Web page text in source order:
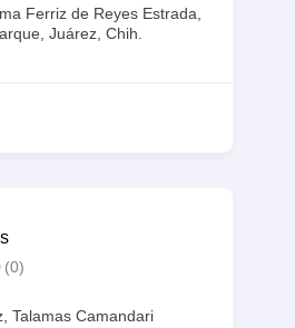
Ferriz de Reyes Estrada,
Juárez, Chih.
(0)
Talamas Camandari